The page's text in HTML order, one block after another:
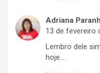
Adriana
13 de fevereiro
Lembro dele
hoje….